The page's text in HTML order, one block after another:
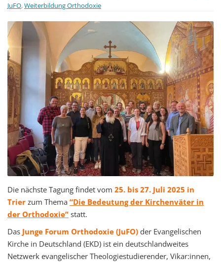
i
o
n
JuFO,Weiterbildung Orthodoxie
Die nächste Tagung findet vom 25. bis 27. Juli 2025 in
Trier zum Thema “Die Bedeutung der Kirchenväter in
der Orthodoxie” statt.
Das Junge Forum Orthodoxie (JuFO) der Evangelischen
Kirche in Deutschland (EKD) ist ein deutschlandweites
Netzwerk evangelischer Theologiestudierender, Vikar:innen,